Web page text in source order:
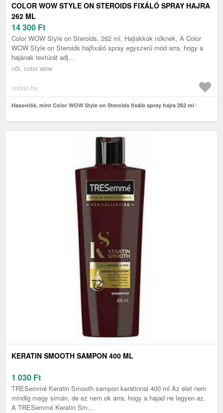
COLOR WOW STYLE ON STEROIDS FIXÁLÓ SPRAY HAJRA
262 ML
14 300 Ft
Color WOW Style on Steroids, 262 ml, Hajlakkok nőknek, A Color
WOW Style on Steroids hajfixáló spray egyszerű mód arra, hogy a
hajának textúrát adj...
női, color wow
notino.hu
Hasonlók, mint Color WOW Style on Steroids fixáló spray hajra 262 ml
KERATIN SMOOTH SAMPON 400 ML
1 030 Ft
TRESemmé Keratin Smooth sampon keratinnal 400 ml Az élet nem
mindig megy simán, de ez nem ok arra, hogy a hajad ne legyen az.
A TRESemmé Keratin Sm...